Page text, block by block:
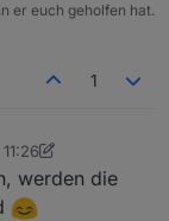
er euch geholfen hat.
1
Schleich
werden die